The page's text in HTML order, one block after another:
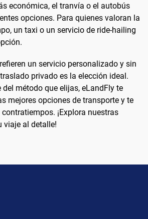
económica, el tranvía o el autobús
opciones. Para quienes valoran la
un taxi o un servicio de ride-hailing
un servicio personalizado y sin
privado es la elección ideal.
del método que elijas, eLandFly te
mejores opciones de transporte y te
¡Explora nuestras
viaje al detalle!